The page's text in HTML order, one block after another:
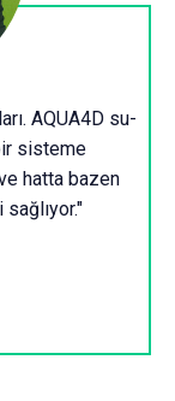
AQUA4D su-
sisteme
hatta bazen